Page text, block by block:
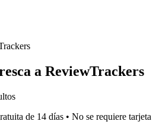
a ReviewTrackers
de 14 días • No se requiere tarjeta